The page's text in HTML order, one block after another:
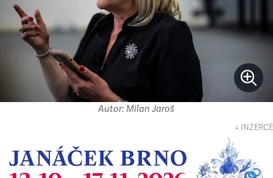
Autor: Milan Jaroš
↓ INZERCE